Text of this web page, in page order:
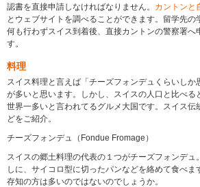
認書を直接申請しなければなりません。 カントンと
とウェブサイトを調べることができます。留学先の
何も行わずスイス到着後、直接カントンの警察署へ
す。
料理
スイス料理と言えば「チーズフォンデュくらいしか
が多いと思います。しかし、スイスの人口と比べる
世界一多いと言われてるグルメ大国です。スイス伝
どをご紹介。
チーズフォンデュ（Fondue Fromage）
スイスの郷土料理の代表の１つがチーズフォンデ
しに、サイコロ型に切ったパンなどを絡めて食べ
存知の方は多いのではないのでしょうか。